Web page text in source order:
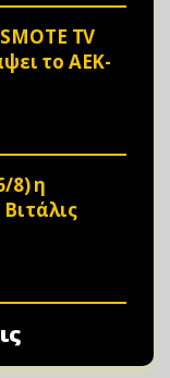
TV
το ΑΕΚ-
8) η